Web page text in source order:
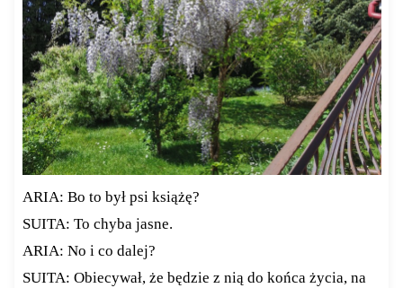
ARIA: Bo to był psi książę?
SUITA: To chyba jasne.
ARIA: No i co dalej?
SUITA: Obiecywał, że będzie z nią do końca życia, na